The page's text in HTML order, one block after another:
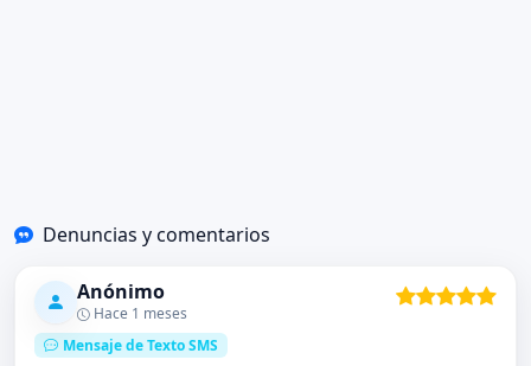
Denuncias y comentarios
Anónimo
Hace 1 meses
Mensaje de Texto SMS